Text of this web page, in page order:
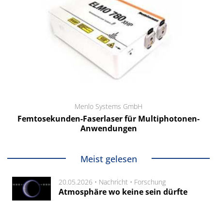
Menlo Systems GmbH
Femtosekunden-Faserlaser für Multiphotonen-
Anwendungen
Meist gelesen
20.05.2026 • Nachricht • Forschung
Atmosphäre wo keine sein dürfte